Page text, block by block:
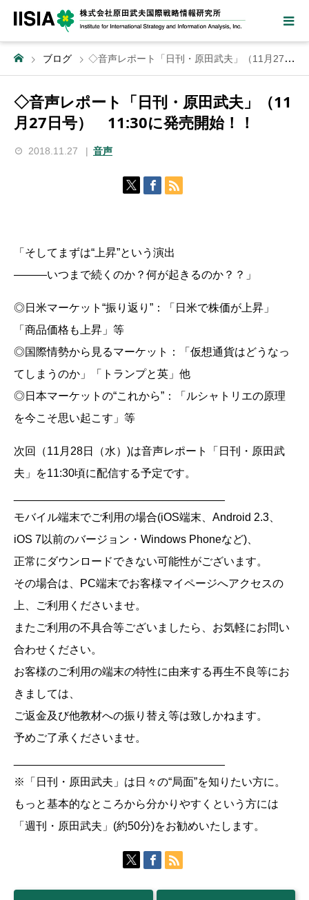
ブログ ◇音声レポート「日刊・原田武夫」（11月27日号） 11:30に発売開始！！
◇音声レポート「日刊・原田武夫」（11
月27日号） 11:30に発売開始！！
2018.11.27 音声
「そしてまずは“上昇”という演出
―――いつまで続くのか？何が起きるのか？？」
◎日米マーケット“振り返り”：「日米で株価が上昇」
「商品価格も上昇」等
◎国際情勢から見るマーケット：「仮想通貨はどうなっ
てしまうのか」「トランプと英」他
◎日本マーケットの“これから”：「ルシャトリエの原理
を今こそ思い起こす」等
次回（11月28日（水）)は音声レポート「日刊・原田武
夫」を11:30頃に配信する予定です。
モバイル端末でご利用の場合(iOS端末、Android 2.3、
iOS 7以前のバージョン・Windows Phoneなど)、
正常にダウンロードできない可能性がございます。
その場合は、PC端末でお客様マイページへアクセスの
上、ご利用くださいませ。
またご利用の不具合等ございましたら、お気軽にお問い
合わせください。
お客様のご利用の端末の特性に由来する再生不良等にお
きましては、
ご返金及び他教材への振り替え等は致しかねます。
予めご了承くださいませ。
※「日刊・原田武夫」は日々の“局面”を知りたい方に。
もっと基本的なところから分かりやすくという方には
「週刊・原田武夫」(約50分)をお勧めいたします。